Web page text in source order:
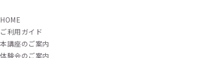
HOME
ご利用ガイド
本講座のご案内
体験会のご案内